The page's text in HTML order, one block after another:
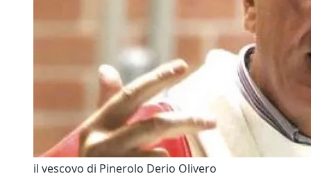
il vescovo di Pinerolo Derio Olivero